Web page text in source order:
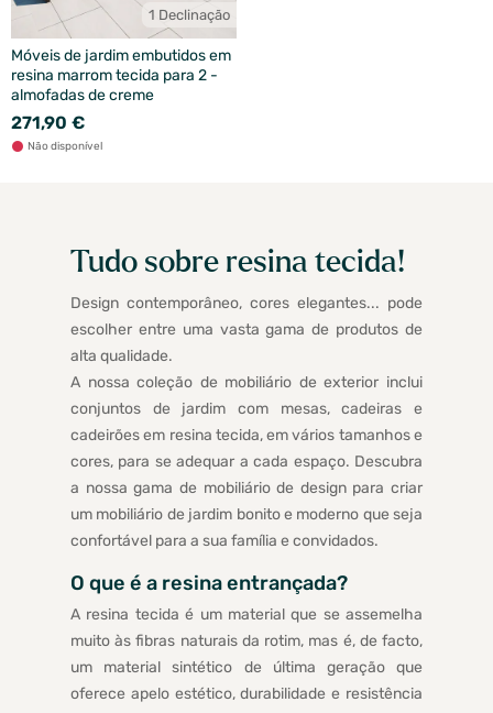
1 Declinação
Móveis de jardim embutidos em
resina marrom tecida para 2 -
almofadas de creme
271,90 €
Não disponível
Tudo sobre resina tecida!
Design contemporâneo, cores elegantes... pode
escolher entre uma vasta gama de produtos de
alta qualidade.
A nossa coleção de mobiliário de exterior inclui
conjuntos de jardim com mesas, cadeiras e
cadeirões em resina tecida, em vários tamanhos e
cores, para se adequar a cada espaço. Descubra
a nossa gama de mobiliário de design para criar
um mobiliário de jardim bonito e moderno que seja
confortável para a sua família e convidados.
O que é a resina entrançada?
A resina tecida é um material que se assemelha
muito às fibras naturais da rotim, mas é, de facto,
um material sintético de última geração que
oferece apelo estético, durabilidade e resistência